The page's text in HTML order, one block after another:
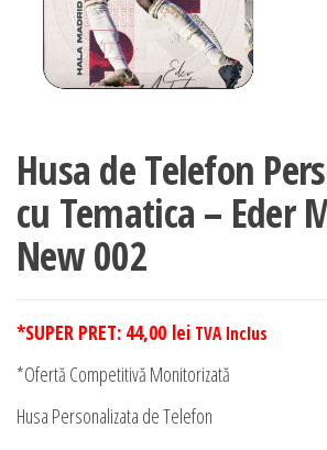
Husa de Telefon
cu Tematica – Eder
New 002
*SUPER PRET: 44,00 lei TVA Inclus
*Ofertă Competitivă Monitorizată
Husa Personalizata de Telefon